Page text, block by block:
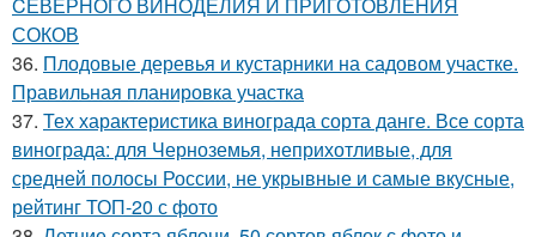
CЕВЕРНОГО ВИНОДЕЛИЯ И ПРИГОТОВЛЕНИЯ
СОКОВ
36. Плодовые деревья и кустарники на садовом участке.
Правильная планировка участка
37. Тех характеристика винограда сорта данге. Все сорта
винограда: для Черноземья, неприхотливые, для
средней полосы России, не укрывные и самые вкусные,
рейтинг ТОП-20 с фото